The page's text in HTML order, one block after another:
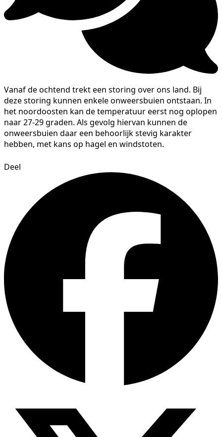
Vanaf de ochtend trekt een storing over ons land. Bij
deze storing kunnen enkele onweersbuien ontstaan. In
het noordoosten kan de temperatuur eerst nog oplopen
naar 27-29 graden. Als gevolg hiervan kunnen de
onweersbuien daar een behoorlijk stevig karakter
hebben, met kans op hagel en windstoten.
Deel